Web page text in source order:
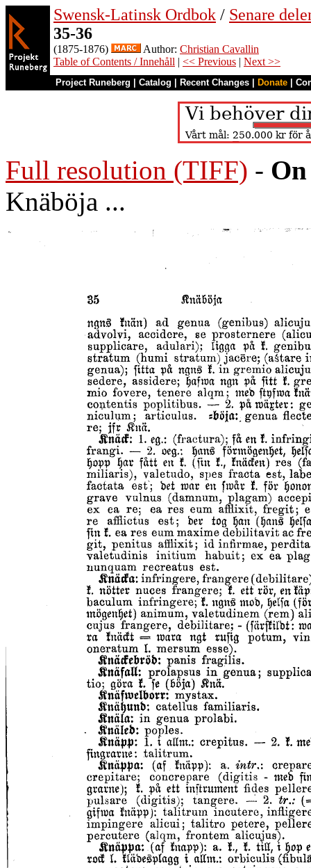
Swensk-Latinsk Ordbok / Senare
35-36
(1875-1876) Author: Christian Cavallin
Table of Contents / Innehåll | << Previous | Next >>
Project Runeberg Catalog Recent Changes Donate
Full resolution (TIFF) -
Knäböja ...